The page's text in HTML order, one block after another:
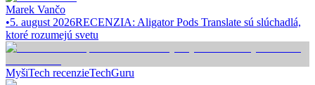
Marek Vančo
•5. august 2026RECENZIA: Aligator Pods Translate sú slúchadlá,
ktoré rozumejú svetu
MyšiTech recenzieTechGuru